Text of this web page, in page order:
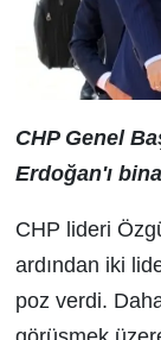
CHP Genel
Erdoğan'ı
CHP lideri
ardından iki
poz verdi.